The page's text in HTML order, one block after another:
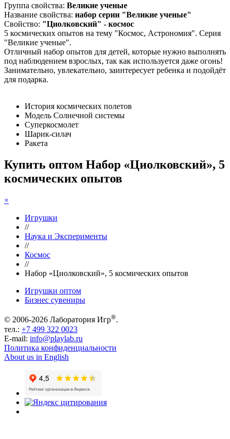
Группа свойства: Великие ученые
Название свойства: набор серии "Великие ученые"
Свойство: "Циолковский" - космос
5 космических опытов на тему "Космос, Астрономия". Серия
"Великие ученые".
Отличный набор опытов для детей, которые нужно выполнять
под наблюдением взрослых, так как используется даже огонь!
Занимательно, увлекательно, заинтересует ребенка и подойдёт
для подарка.
История космических полетов
Модель Солнечной системы
Суперкосмолет
Шарик-силач
Ракета
Купить оптом Набор «Циолковский», 5
космических опытов
×
Игрушки
//
Наука и Эксперименты
//
Космос
//
Набор «Циолковский», 5 космических опытов
Игрушки оптом
Бизнес сувениры
© 2006-2026 Лаборатория Игр®.
тел.: +7 499 322 0023
E-mail: info@playlab.ru
Политика конфиденциальности
About us in English